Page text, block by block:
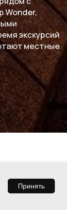
Принять